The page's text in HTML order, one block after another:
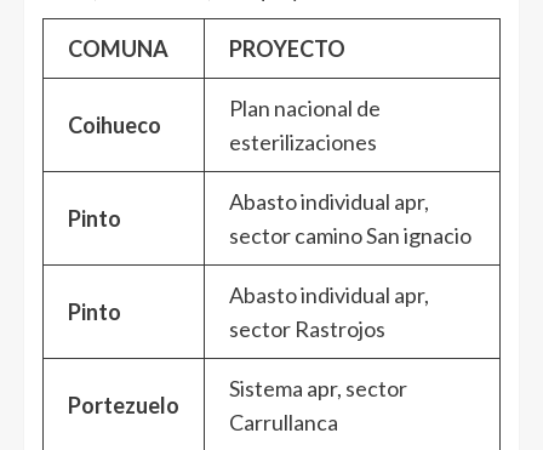
COMUNA PROYECTO
Coihueco
Plan nacional de
esterilizaciones
Pinto
Abasto individual apr,
sector camino San ignacio
Pinto
Abasto individual apr,
sector Rastrojos
Portezuelo
Sistema apr, sector
Carrullanca